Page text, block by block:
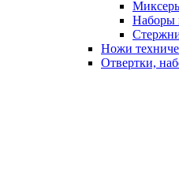
Наборы
Ножи
Отвертки,